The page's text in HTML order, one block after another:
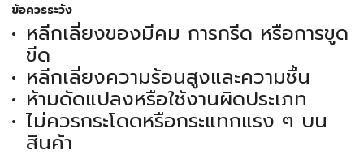
ข้อควรระวัง
หลีกเลี่ยงของมีคม การกรีด หรือการขูด
ขีด
หลีกเลี่ยงความร้อนสูงและความชื้น
ห้ามดัดแปลงหรือใช้งานผิดประเภท
ไม่ควรกระโดดหรือกระแทกแรง ๆ บน
สินค้า